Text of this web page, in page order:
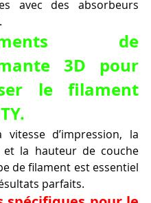
avec des absorbeurs
de
3D pour
le filament
vitesse d’impression, la
et la hauteur de couche
de filament est essentiel
parfaits.